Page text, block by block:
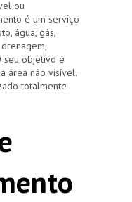
ou
é um serviço
água, gás,
seu objetivo é
área não visível.
totalmente